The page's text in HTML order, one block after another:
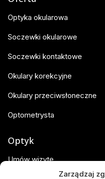
Zarządzaj
Optyka okularowa
Soczewki okularowe
Soczewki kontaktowe
Okulary korekcyjne
Okulary przeciwsłoneczne
Optometrysta
Optyk
Umów wizytę